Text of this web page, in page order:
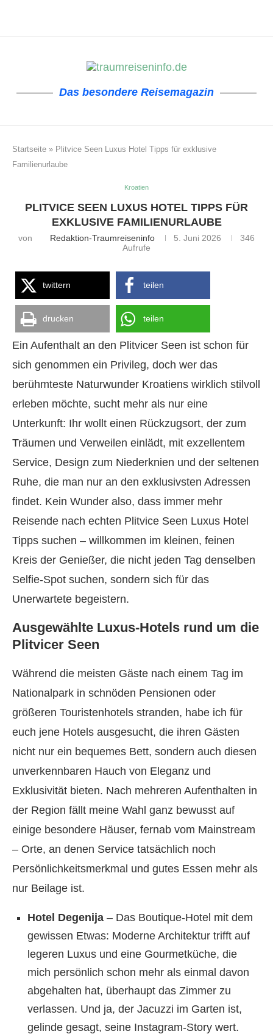
Das besondere Reisemagazin
Startseite » Plitvice Seen Luxus Hotel Tipps für exklusive
Familienurlaube
Kroatien
PLITVICE SEEN LUXUS HOTEL TIPPS FÜR
EXKLUSIVE FAMILIENURLAUBE
von Redaktion-Traumreiseninfo 5. Juni 2026
346
Aufrufe
twittern teilen
drucken teilen
Ein Aufenthalt an den Plitvicer Seen ist schon für
sich genommen ein Privileg, doch wer das
berühmteste Naturwunder Kroatiens wirklich stilvoll
erleben möchte, sucht mehr als nur eine
Unterkunft: Ihr wollt einen Rückzugsort, der zum
Träumen und Verweilen einlädt, mit exzellentem
Service, Design zum Niederknien und der seltenen
Ruhe, die man nur an den exklusivsten Adressen
findet. Kein Wunder also, dass immer mehr
Reisende nach echten Plitvice Seen Luxus Hotel
Tipps suchen – willkommen im kleinen, feinen
Kreis der Genießer, die nicht jeden Tag denselben
Selfie-Spot suchen, sondern sich für das
Unerwartete begeistern.
Ausgewählte Luxus-Hotels rund um die
Plitvicer Seen
Während die meisten Gäste nach einem Tag im
Nationalpark in schnöden Pensionen oder
größeren Touristenhotels stranden, habe ich für
euch jene Hotels ausgesucht, die ihren Gästen
nicht nur ein bequemes Bett, sondern auch diesen
unverkennbaren Hauch von Eleganz und
Exklusivität bieten. Nach mehreren Aufenthalten in
der Region fällt meine Wahl ganz bewusst auf
einige besondere Häuser, fernab vom Mainstream
– Orte, an denen Service tatsächlich noch
Persönlichkeitsmerkmal und gutes Essen mehr als
nur Beilage ist.
Hotel Degenija – Das Boutique-Hotel mit dem
gewissen Etwas: Moderne Architektur trifft auf
legeren Luxus und eine Gourmetküche, die
mich persönlich schon mehr als einmal davon
abgehalten hat, überhaupt das Zimmer zu
verlassen. Und ja, der Jacuzzi im Garten ist,
gelinde gesagt, seine Instagram-Story wert.